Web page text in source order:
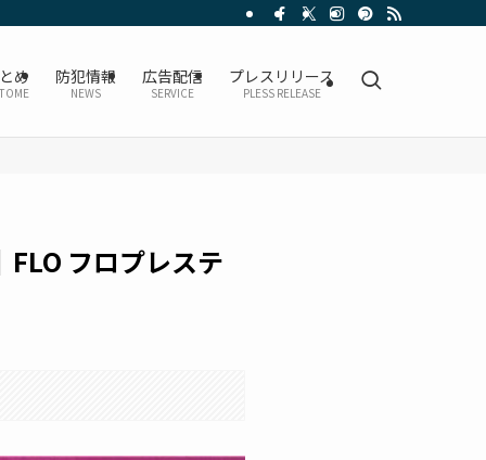
め 防犯情報
NEWS
広告配信
SERVICE
プレスリリース
PLESS RELEASE
フロプレステ